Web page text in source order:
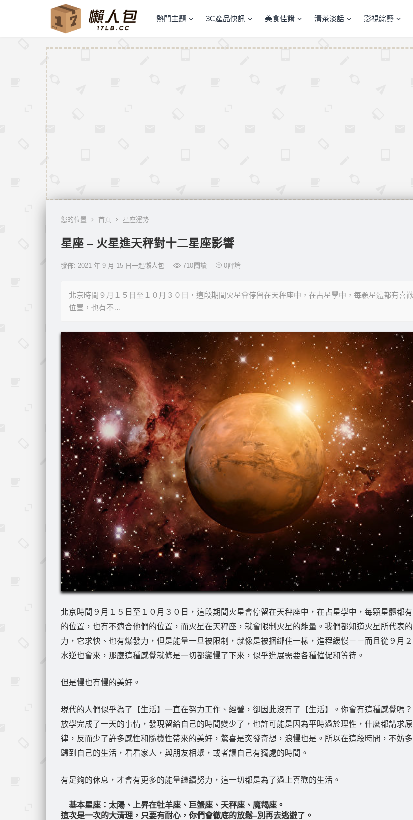
熱門主題 3C產品快訊 美食佳餚 清茶淡話 影視綜藝
您的位置 首頁 星座運勢
星座 – 火星進天秤對十二星座影響
發佈: 2021 年 9 月 15 日一起懶人包 710 閱讀 0評論
北京時間９月１５日至１０月３０日，這段期間火星會停留在天秤座中，在占星學中，每顆星體都有喜
位置，也有不…
北京時間９月１５日至１０月３０日，這段期間火星會停留在天秤座中，在占星學中，每顆星體都
的位置，也有不適合他們的位置，而火星在天秤座，就會限制火星的能量。我們都知道火星所代表
力，它求快、也有爆發力，但是能量一旦被限制，就像是被捆綁住一樣，進程緩慢－－而且從９月２
水逆也會來，那麼這種感覺就條是一切都變慢了下來，似乎進展需要各種催促和等待。
但是慢也有慢的美好。
現代的人們似乎為了【生活】一直在努力工作、經營，卻因此沒有了【生活】。你會有這種感覺嗎？
放學完成了一天的事情，發現留給自己的時間變少了，也許可能是因為平時過於理性，什麼都講求
律，反而少了許多感性和隨機性帶來的美好，驚喜是突發奇想，浪慢也是。所以在這段時間，不妨
歸到自己的生活，看看家人，與朋友相聚，或者讓自己有獨處的時間。
有足夠的休息，才會有更多的能量繼續努力，這一切都是為了過上喜歡的生活。
基本星座：太陽、上昇在牡羊座、巨蟹座、天秤座、魔羯座。
這次是一次的大清理，只要有耐心，你們會徹底的放鬆–別再去逃避了。